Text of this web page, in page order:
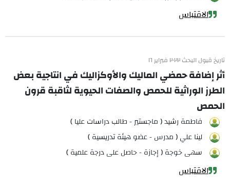
الاقتباس
تاريخ قبول البحث ٢٠٢٢ فبراير ١٦
أثر إضافة حمضي الماليك والأوكزاليك في انتاجية بعض
الطرز الوراثية للحمص والصفات الحيوية لثاقبة قرون
الحمص
فاطمة رشيد ( ماجستير - طالب دراسات عليا )
لينا علي ( مدرس - عضو هيئة تدريسية )
سهى خوجة ( إجازة - حاصل على درجة علمية )
الاقتباس